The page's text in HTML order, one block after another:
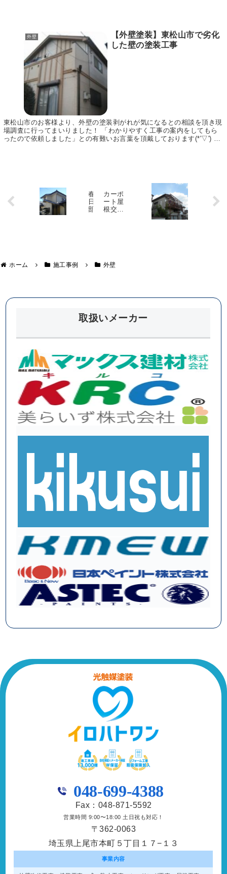
外壁
【外壁塗装】東松山市で劣化
した壁の塗装工事
東松山市のお客様より、外壁の塗装剥がれが気になるとの相談を頂き現
場調査に行ってまいりました！ 「わかりやすく工事の案内をしてもら
ったので依頼しました」との有難いお言葉を頂戴しております(*'▽') 今
春
日
部
樋
漆
調
査
カーポ
ート屋
根交
島町M
様邸
ホーム 施工事例 外壁
取扱いメーカー
048-699-4388
Fax：048-871-5592
営業時間 9:00〜18:00 土日祝も対応！
〒362-0063
埼玉県上尾市本町５丁目１７−１３
事業内容